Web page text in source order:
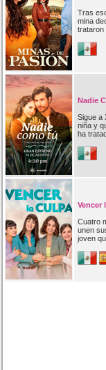
Tras
mina
trataron
Nadie
Sigue a
niña y
ha
Vencer
Cuatro
unen
joven